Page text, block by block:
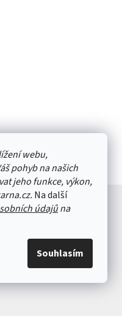
webu,
pohyb na našich
jeho funkce, výkon,
Na další
údajůna
Souhlasím